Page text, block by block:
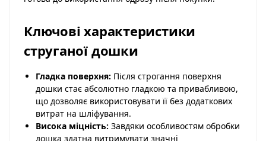
Ключові характеристики
струганої дошки
Гладка поверхня: Після строгання поверхня
дошки стає абсолютно гладкою та привабливою,
що дозволяє використовувати її без додаткових
витрат на шліфування.
Висока міцність: Завдяки особливостям обробки
дошка здатна витримувати значні